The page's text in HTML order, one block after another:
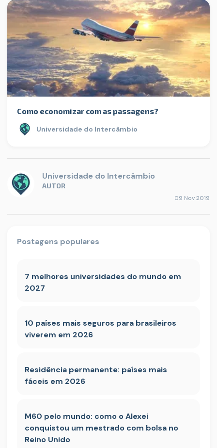
Como economizar com as passagens?
Universidade do Intercâmbio
Universidade do Intercâmbio
AUTOR
09 Nov 2019
Postagens populares
7 melhores universidades do mundo em
2027
10 países mais seguros para brasileiros
viverem em 2026
Residência permanente: países mais
fáceis em 2026
M60 pelo mundo: como o Alexei
conquistou um mestrado com bolsa no
Reino Unido